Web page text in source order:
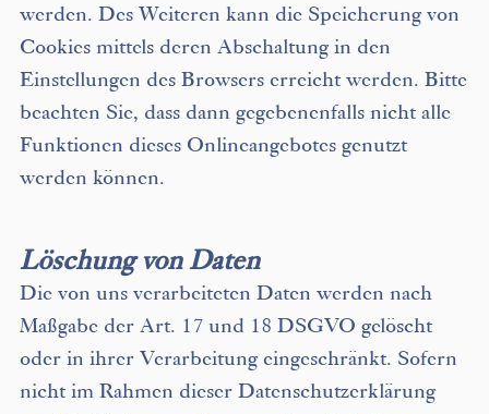
werden. Des Weiteren kann die Speicherung von
Cookies mittels deren Abschaltung in den
Einstellungen des Browsers erreicht werden. Bitte
beachten Sie, dass dann gegebenenfalls nicht alle
Funktionen dieses Onlineangebotes genutzt
werden können.
Löschung von Daten
Die von uns verarbeiteten Daten werden nach
Maßgabe der Art. 17 und 18 DSGVO gelöscht
oder in ihrer Verarbeitung eingeschränkt. Sofern
nicht im Rahmen dieser Datenschutzerklärung